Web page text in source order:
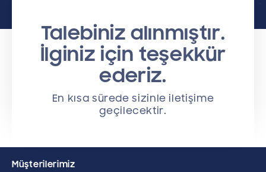
Talebiniz alınmıştır.
İlginiz için teşekkür
ederiz.
En kısa sürede sizinle iletişime
geçilecektir.
Müşterilerimiz